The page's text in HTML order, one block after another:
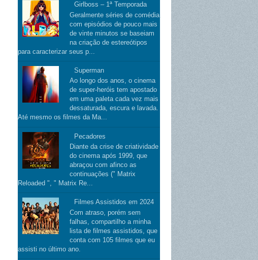
Girlboss – 1ª Temporada
Geralmente séries de comédia
com episódios de pouco mais
de vinte minutos se baseiam
na criação de estereótipos
para caracterizar seus p...
Superman
Ao longo dos anos, o cinema
de super-heróis tem apostado
em uma paleta cada vez mais
dessaturada, escura e lavada.
Até mesmo os filmes da Ma...
Pecadores
Diante da crise de criatividade
do cinema após 1999, que
abraçou com afinco as
continuações (" Matrix
Reloaded ", " Matrix Re...
Filmes Assistidos em 2024
Com atraso, porém sem
falhas, compartilho a minha
lista de filmes assistidos, que
conta com 105 filmes que eu
assisti no último ano.